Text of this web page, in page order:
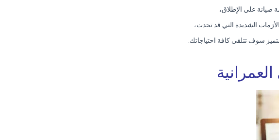
صيانة علي الإطلاق،
الشديدة التي قد تحدث،
سوف تتلقى كافة احتياجاتك.